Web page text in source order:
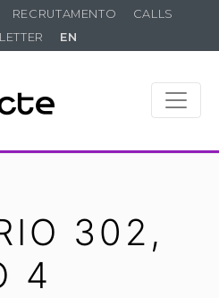
RECRUTAMENTO
CALLS
EN
302,
4